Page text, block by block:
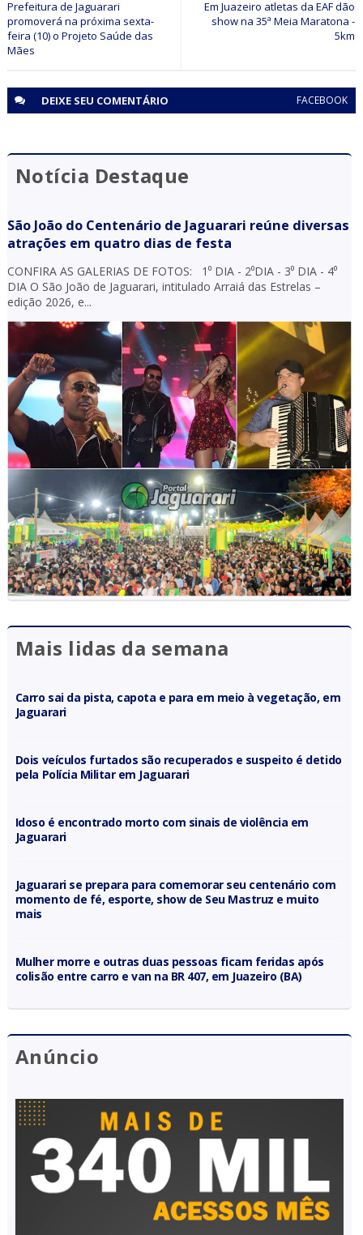
do Bonfim (BA)
Em Juazeiro atletas da EAF dão
show na 35ª Meia Maratona -
5km
Prefeitura de Jaguarari
promoverá na próxima sexta-
feira (10) o Projeto Saúde das
Mães
DEIXE SEU COMENTÁRIO FACEBOOK
Notícia Destaque
São João do Centenário de Jaguarari reúne diversas
atrações em quatro dias de festa
CONFIRA AS GALERIAS DE FOTOS: 1⁰ DIA - 2⁰DIA - 3⁰ DIA - 4⁰
DIA O São João de Jaguarari, intitulado Arraiá das Estrelas –
edição 2026, e...
Mais lidas da semana
Carro sai da pista, capota e para em meio à vegetação, em
Jaguarari
Dois veículos furtados são recuperados e suspeito é detido
pela Polícia Militar em Jaguarari
Idoso é encontrado morto com sinais de violência em
Jaguarari
Jaguarari se prepara para comemorar seu centenário com
momento de fé, esporte, show de Seu Mastruz e muito
mais
Mulher morre e outras duas pessoas ficam feridas após
colisão entre carro e van na BR 407, em Juazeiro (BA)
Anúncio